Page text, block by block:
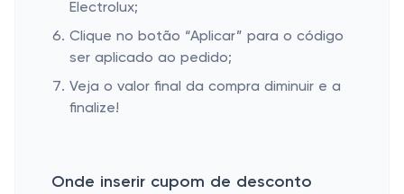
Electrolux;
Clique no botão “Aplicar” para o código
ser aplicado ao pedido;
Veja o valor final da compra diminuir e a
finalize!
Onde inserir cupom de desconto